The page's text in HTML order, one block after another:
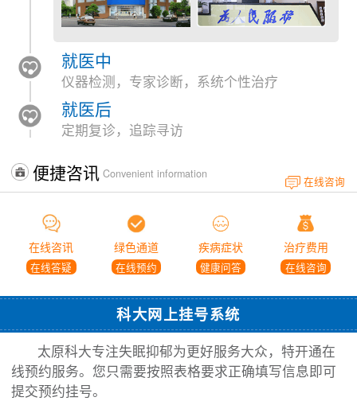
就医中
仪器检测，专家诊断，系统个性治疗
就医后
定期复诊，追踪寻访
便捷咨讯 Convenient information
在线咨询
在线咨讯
在线答疑
绿色通道
在线预约
疾病症状
健康问答
治疗费用
在线咨询
科大网上挂号系统
太原科大专注失眠抑郁为更好服务大众，特开通在
线预约服务。您只需要按照表格要求正确填写信息即可
提交预约挂号。